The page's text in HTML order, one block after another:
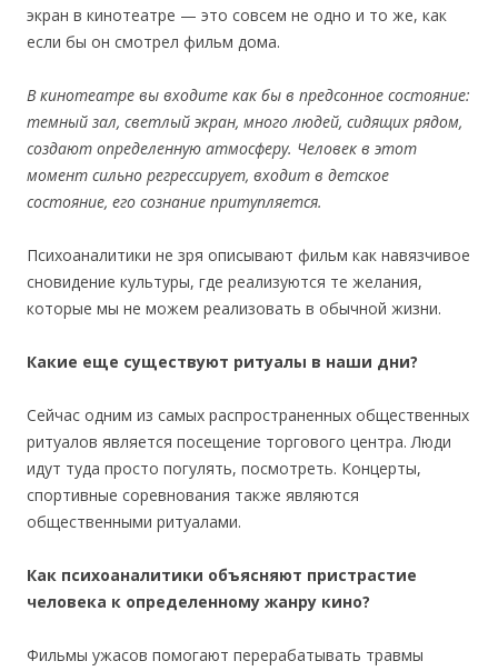
экран в кинотеатре — это совсем не одно и то же, как
если бы он смотрел фильм дома.
В кинотеатре вы входите как бы в предсонное состояние:
темный зал, светлый экран, много людей, сидящих рядом,
создают определенную атмосферу. Человек в этот
момент сильно регрессирует, входит в детское
состояние, его сознание притупляется.
Психоаналитики не зря описывают фильм как навязчивое
сновидение культуры, где реализуются те желания,
которые мы не можем реализовать в обычной жизни.
Какие еще существуют ритуалы в наши дни?
Сейчас одним из самых распространенных общественных
ритуалов является посещение торгового центра. Люди
идут туда просто погулять, посмотреть. Концерты,
спортивные соревнования также являются
общественными ритуалами.
Как психоаналитики объясняют пристрастие
человека к определенному жанру кино?
Фильмы ужасов помогают перерабатывать травмы